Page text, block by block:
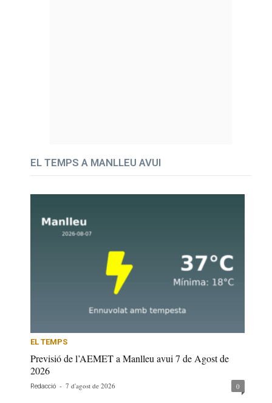
EL TEMPS A MANLLEU AVUI
EL TEMPS
Previsió de l’AEMET a Manlleu avui 7 de Agost de
2026
Redacció - 7 d'agost de 2026 0